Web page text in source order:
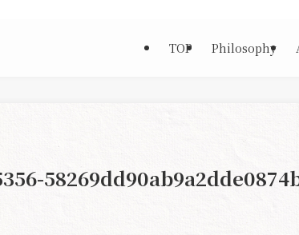
TOP Philosophy